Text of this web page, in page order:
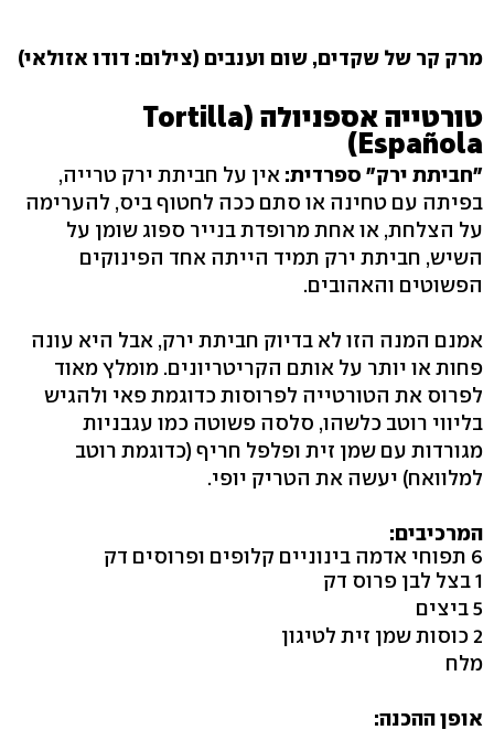
מרק קר של שקדים, שום וענבים (צילום: דודו אזולאי)
טורטייה אספניולה (Tortilla
Española)
"חביתת ירק" ספרדית: אין על חביתת ירק טרייה,
בפיתה עם טחינה או סתם ככה לחטוף ביס, להערימה
על הצלחת, או אחת מרופדת בנייר ספוג שומן על
השיש, חביתת ירק תמיד הייתה אחד הפינוקים
הפשוטים והאהובים.
אמנם המנה הזו לא בדיוק חביתת ירק, אבל היא עונה
פחות או יותר על אותם הקריטריונים. מומלץ מאוד
לפרוס את הטורטייה לפרוסות כדוגמת פאי ולהגיש
בליווי רוטב כלשהו, סלסה פשוטה כמו עגבניות
מגורדות עם שמן זית ופלפל חריף (כדוגמת רוטב
למלוואח) יעשה את הטריק יופי.
המרכיבים:
6 תפוחי אדמה בינוניים קלופים ופרוסים דק
1 בצל לבן פרוס דק
5 ביצים
2 כוסות שמן זית לטיגון
מלח
אופן ההכנה: